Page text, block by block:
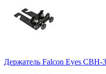
Держатель Falcon Eyes CBH-